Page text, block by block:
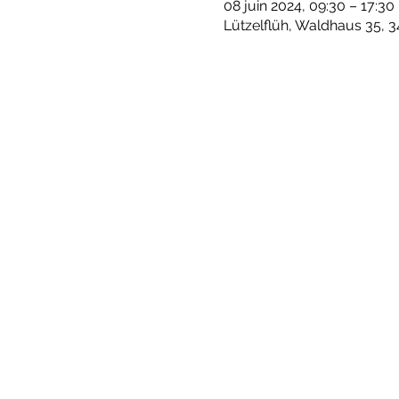
08 juin 2024, 09:30 – 17:30
Lützelflüh, Waldhaus 35,